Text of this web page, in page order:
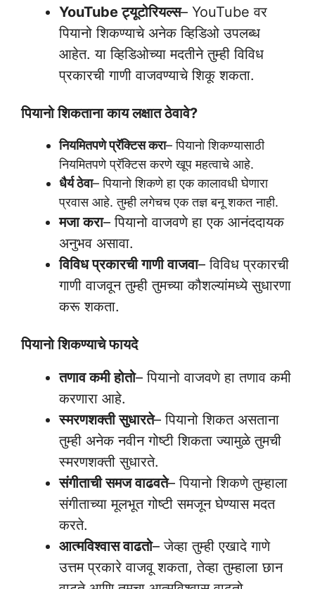
YouTube ट्यूटोरियल्स– YouTube वर
पियानो शिकण्याचे अनेक व्हिडिओ उपलब्ध
आहेत. या व्हिडिओच्या मदतीने तुम्ही विविध
प्रकारची गाणी वाजवण्याचे शिकू शकता.
पियानो शिकताना काय लक्षात ठेवावे?
नियमितपणे प्रॅक्टिस करा– पियानो शिकण्यासाठी
नियमितपणे प्रॅक्टिस करणे खूप महत्वाचे आहे.
धैर्य ठेवा– पियानो शिकणे हा एक कालावधी घेणारा
प्रवास आहे. तुम्ही लगेचच एक तज्ञ बनू शकत नाही.
मजा करा– पियानो वाजवणे हा एक आनंददायक
अनुभव असावा.
विविध प्रकारची गाणी वाजवा– विविध प्रकारची
गाणी वाजवून तुम्ही तुमच्या कौशल्यांमध्ये सुधारणा
करू शकता.
पियानो शिकण्याचे फायदे
तणाव कमी होतो– पियानो वाजवणे हा तणाव कमी
करणारा आहे.
स्मरणशक्ती सुधारते– पियानो शिकत असताना
तुम्ही अनेक नवीन गोष्टी शिकता ज्यामुळे तुमची
स्मरणशक्ती सुधारते.
संगीताची समज वाढवते– पियानो शिकणे तुम्हाला
संगीताच्या मूलभूत गोष्टी समजून घेण्यास मदत
करते.
आत्मविश्वास वाढतो– जेव्हा तुम्ही एखादे गाणे
उत्तम प्रकारे वाजवू शकता, तेव्हा तुम्हाला छान